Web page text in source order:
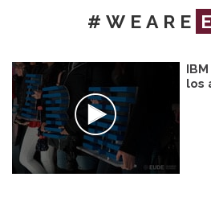
#WEARE
los